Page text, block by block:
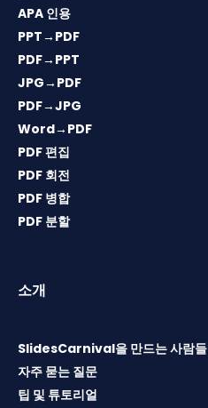
APA 인용
PPT→PDF
PDF→PPT
JPG→PDF
PDF→JPG
Word→PDF
PDF 편집
PDF 회전
PDF 병합
PDF 분할
소개
SlidesCarnival을 만드는 사람들
자주 묻는 질문
팁 및 튜토리얼